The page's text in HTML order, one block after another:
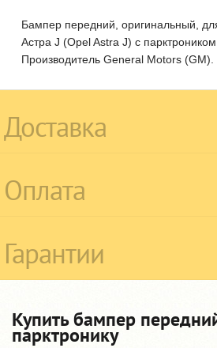
Бампер передний, оригинальный,
Астра J (Opel Astra J) с
Производитель General Motors (GM).
Доставка
Оплата
Гарантии
Купить бампер
парктронику